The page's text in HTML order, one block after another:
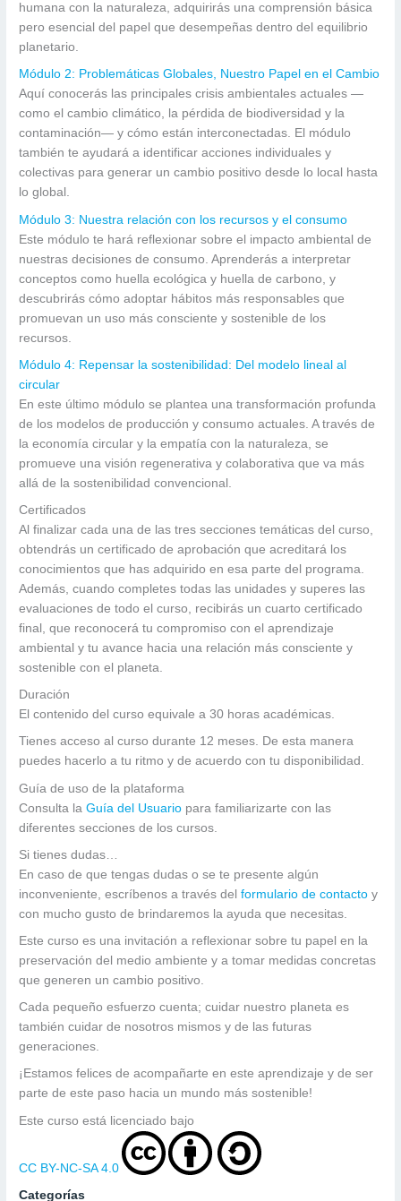
humana con la naturaleza, adquirirás una comprensión básica
pero esencial del papel que desempeñas dentro del equilibrio
planetario.
Módulo 2: Problemáticas Globales, Nuestro Papel en el Cambio
Aquí conocerás las principales crisis ambientales actuales —
como el cambio climático, la pérdida de biodiversidad y la
contaminación— y cómo están interconectadas. El módulo
también te ayudará a identificar acciones individuales y
colectivas para generar un cambio positivo desde lo local hasta
lo global.
Módulo 3: Nuestra relación con los recursos y el consumo
Este módulo te hará reflexionar sobre el impacto ambiental de
nuestras decisiones de consumo. Aprenderás a interpretar
conceptos como huella ecológica y huella de carbono, y
descubrirás cómo adoptar hábitos más responsables que
promuevan un uso más consciente y sostenible de los
recursos.
Módulo 4: Repensar la sostenibilidad: Del modelo lineal al
circular
En este último módulo se plantea una transformación profunda
de los modelos de producción y consumo actuales. A través de
la economía circular y la empatía con la naturaleza, se
promueve una visión regenerativa y colaborativa que va más
allá de la sostenibilidad convencional.
Certificados
Al finalizar cada una de las tres secciones temáticas del curso,
obtendrás un certificado de aprobación que acreditará los
conocimientos que has adquirido en esa parte del programa.
Además, cuando completes todas las unidades y superes las
evaluaciones de todo el curso, recibirás un cuarto certificado
final, que reconocerá tu compromiso con el aprendizaje
ambiental y tu avance hacia una relación más consciente y
sostenible con el planeta.
Duración
El contenido del curso equivale a 30 horas académicas.
Tienes acceso al curso durante 12 meses. De esta manera
puedes hacerlo a tu ritmo y de acuerdo con tu disponibilidad.
Guía de uso de la plataforma
Consulta laGuía del Usuario para familiarizarte con las
diferentes secciones de los cursos.
Si tienes dudas…
En caso de que tengas dudas o se te presente algún
inconveniente, escríbenos a través delformulario de contacto y
con mucho gusto de brindaremos la ayuda que necesitas.
Este curso es una invitación a reflexionar sobre tu papel en la
preservación del medio ambiente y a tomar medidas concretas
que generen un cambio positivo.
Cada pequeño esfuerzo cuenta; cuidar nuestro planeta es
también cuidar de nosotros mismos y de las futuras
generaciones.
¡Estamos felices de acompañarte en este aprendizaje y de ser
parte de este paso hacia un mundo más sostenible!
Este curso está licenciado bajo
CC BY-NC-SA 4.0
Categorías